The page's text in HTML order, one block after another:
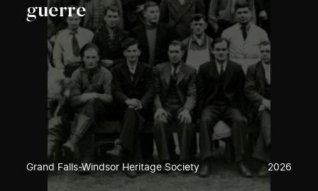
guerre
Grand Falls-Windsor Heritage Society 2026